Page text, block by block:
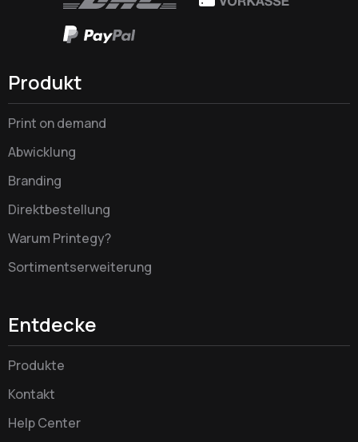
Produkt
Print on demand
Abwicklung
Branding
Direktbestellung
Warum Printegy?
Sortimentserweiterung
Entdecke
Produkte
Kontakt
Help Center